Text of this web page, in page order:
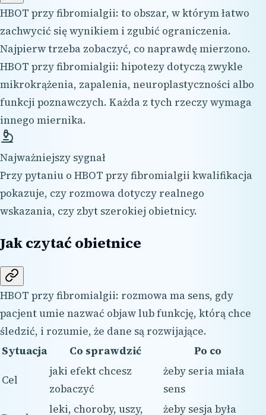
HBOT przy fibromialgii: to obszar, w którym łatwo
zachwycić się wynikiem i zgubić ograniczenia.
Najpierw trzeba zobaczyć, co naprawdę mierzono.
HBOT przy fibromialgii: hipotezy dotyczą zwykle
mikrokrążenia, zapalenia, neuroplastyczności albo
funkcji poznawczych. Każda z tych rzeczy wymaga
innego miernika.
Najważniejszy sygnał
Przy pytaniu o HBOT przy fibromialgii kwalifikacja
pokazuje, czy rozmowa dotyczy realnego
wskazania, czy zbyt szerokiej obietnicy.
Jak czytać obietnice
HBOT przy fibromialgii: rozmowa ma sens, gdy
pacjent umie nazwać objaw lub funkcję, którą chce
śledzić, i rozumie, że dane są rozwijające.
Sytuacja
Co sprawdzić Po co
Cel
jaki efekt chcesz
zobaczyć
żeby seria miała
sens
leki, choroby, uszy,
żeby sesja była